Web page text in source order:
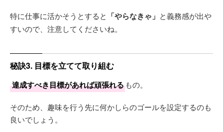
特に仕事に活かそうとすると 「やらなきゃ」 と義務感が出や
すいので、注意してくださいね。
秘訣3. 目標を立てて取り組む
達成すべき目標があれば頑張れる もの。
そのため、趣味を行う先に何かしらのゴールを設定するのも
良いでしょう。